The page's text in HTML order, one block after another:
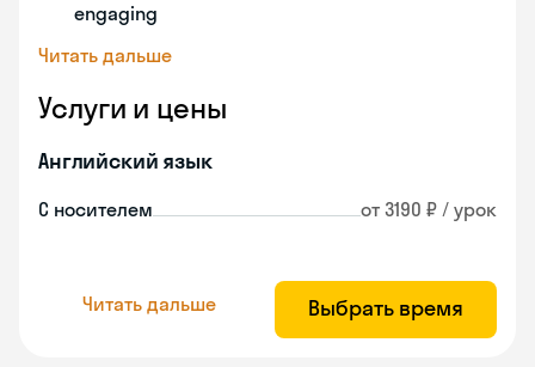
engaging
Читать дальше
Услуги и цены
Английский язык
С носителем от 3190 ₽ / урок
Читать дальше Выбрать время